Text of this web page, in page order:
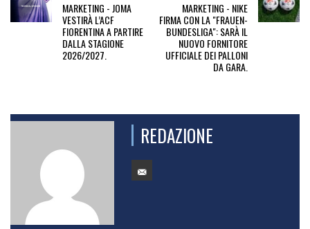
MARKETING - JOMA
VESTIRÀ L’ACF
FIORENTINA A PARTIRE
DALLA STAGIONE
2026/2027.
MARKETING - NIKE
FIRMA CON LA "FRAUEN-
BUNDESLIGA": SARÀ IL
NUOVO FORNITORE
UFFICIALE DEI PALLONI
DA GARA.
REDAZIONE